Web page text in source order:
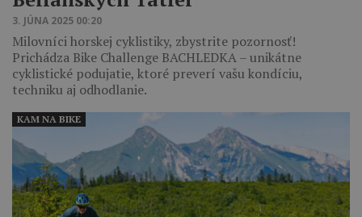
3. JÚNA 2025 00:20
Milovníci horskej cyklistiky, zbystrite pozornosť!
Prichádza Bike Challenge BACHLEDKA – unikátne
cyklistické podujatie, ktoré preverí vašu kondíciu,
techniku aj odhodlanie.
KAM NA BIKE